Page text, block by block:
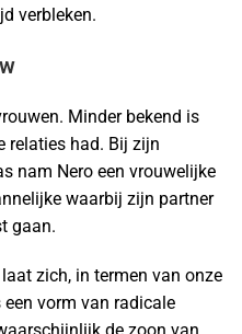
verbleken.
Minder bekend is
relaties had. Bij zijn
nam Nero een vrouwelijke
waarbij zijn partner
gaan.
zich, in termen van onze
vorm van radicale